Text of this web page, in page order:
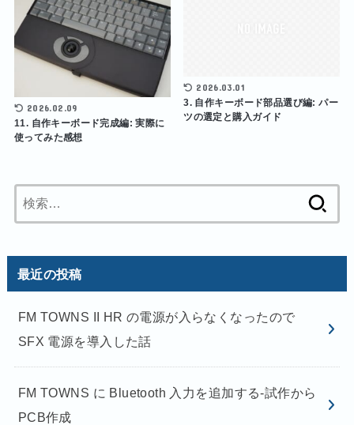
2026.02.09
11. 自作キーボード完成編: 実際に
使ってみた感想
2026.03.01
3. 自作キーボード部品選び編: パー
ツの選定と購入ガイド
索:
最近の投稿
FM TOWNS II HR の電源が入らなくなったので
SFX 電源を導入した話
FM TOWNS に Bluetooth 入力を追加する-試作から
PCB作成